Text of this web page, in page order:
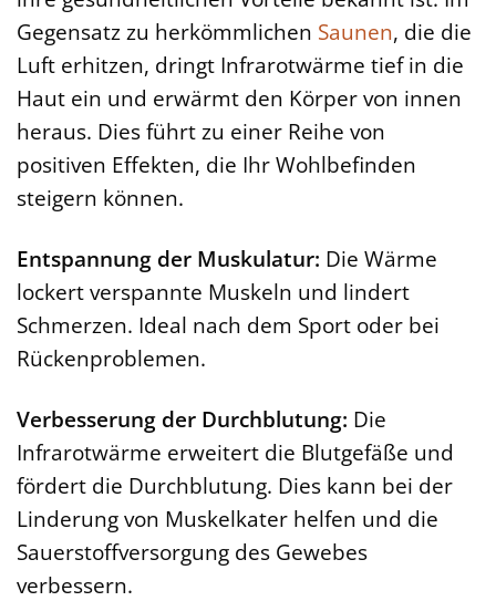
Gegensatz zu herkömmlichen Saunen, die die
Luft erhitzen, dringt Infrarotwärme tief in die
Haut ein und erwärmt den Körper von innen
heraus. Dies führt zu einer Reihe von
positiven Effekten, die Ihr Wohlbefinden
steigern können.
Entspannung der Muskulatur: Die Wärme
lockert verspannte Muskeln und lindert
Schmerzen. Ideal nach dem Sport oder bei
Rückenproblemen.
Verbesserung der Durchblutung: Die
Infrarotwärme erweitert die Blutgefäße und
fördert die Durchblutung. Dies kann bei der
Linderung von Muskelkater helfen und die
Sauerstoffversorgung des Gewebes
verbessern.